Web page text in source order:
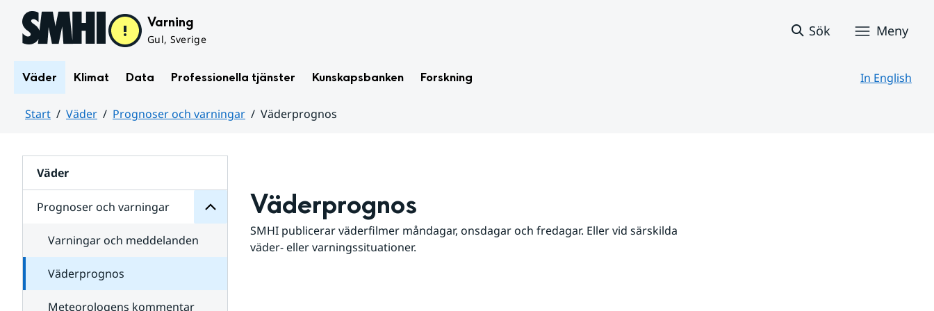
Hoppa till sidans innehåll Varning
Gul, Sverige
Sök Meny
Väder Klimat Data Professionella tjänster Kunskapsbanken Forskning In English
Start Väder Prognoser och varningar
Väderprognos
Väder
Prognoser och varningar
för
varningar
Varningar och meddelanden
Väderprognos
Meteorologens kommentar
Väderprognos
SMHI publicerar väderfilmer måndagar, onsdagar och fredagar. Eller vid särskilda
väder- eller varningssituationer.